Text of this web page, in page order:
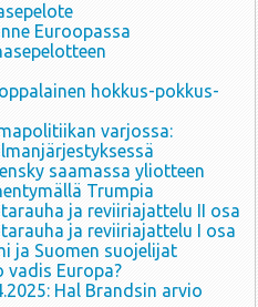
Euroopassa
hokkus-pokkus-
varjossa:
saamassa yliotteen
Trumpia
ja reviiriajattelu II osa
ja reviiriajattelu I osa
ja Suomen suojelijat
vadis Europa?
Hal Brandsin arvio